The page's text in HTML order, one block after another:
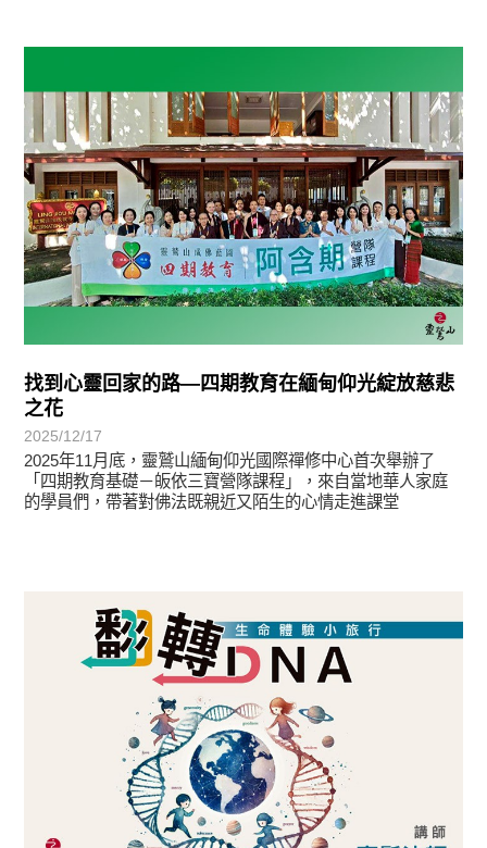
找到心靈回家的路—四期教育在緬甸仰光綻放慈悲
之花
2025/12/17
2025年11月底，靈鷲山緬甸仰光國際禪修中心首次舉辦了
「四期教育基礎－皈依三寶營隊課程」，來自當地華人家庭
的學員們，帶著對佛法既親近又陌生的心情走進課堂